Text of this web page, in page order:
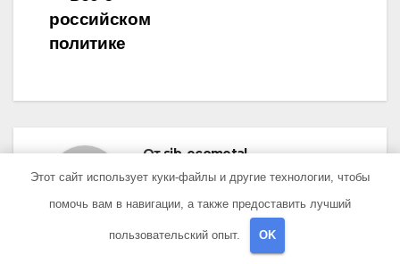
российском
политике
Отsib_ecometal
Этот сайт использует куки-файлы и другие технологии, чтобы
помочь вам в навигации, а также предоставить лучший
пользовательский опыт. OK